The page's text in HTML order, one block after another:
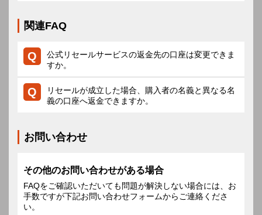
関連FAQ
公式リセールサービスの返金先の口座は変更できま
すか。
リセールが成立した場合、購入者の名義と異なる名
義の口座へ返金できますか。
お問い合わせ
その他のお問い合わせがある場合
FAQをご確認いただいても問題が解決しない場合には、お
手数ですが下記お問い合わせフォームからご連絡くださ
い。